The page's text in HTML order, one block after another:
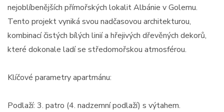
nejoblíbenějších přímořských lokalit Albánie v Golemu.
Tento projekt vyniká svou nadčasovou architekturou,
kombinací čistých bílých linií a hřejivých dřevěných dekorů,
které dokonale ladí se středomořskou atmosférou.
Klíčové parametry apartmánu:
Podlaží: 3. patro (4. nadzemní podlaží) s výtahem.